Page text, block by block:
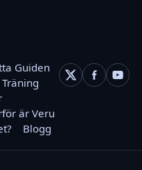
Guiden
är Veru
Blogg